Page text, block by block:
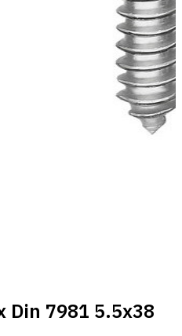
Din 7981 5.5x38